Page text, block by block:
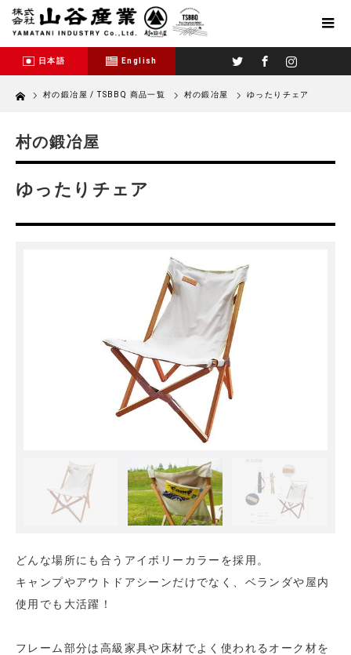
日本語 English
Home 村の鍛冶屋 / TSBBQ 商品一覧 村の鍛冶屋 ゆったりチェア
村の鍛冶屋
ゆったりチェア
どんな場所にも合うアイボリーカラーを採用。
キャンプやアウトドアシーンだけでなく、ベランダや屋内
使用でも大活躍！
フレーム部分は高級家具や床材でよく使われるオーク材を